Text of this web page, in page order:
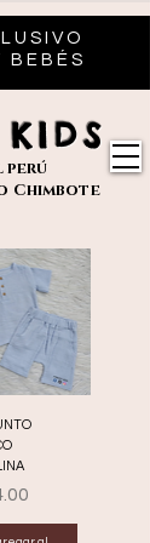
BEBÉS
perú
Chimbote